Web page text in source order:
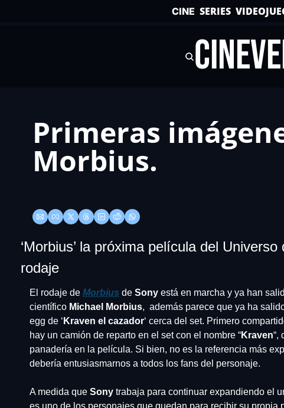
CINE SERIES
Primeras
Morbius.
‘Morbius’ la próxima película del
rodaje
El rodaje de Morbius de Sony está en marcha y ya han
científico Michael Morbius,  además parece que ya ha
egg de ‘ Kraven el cazador‘ cerca del set. Primero
hay un camión de reparto en el set con el nombre “Kraven“,
panadería en la película. Si bien, no es la referencia más
debería entusiasmarnos a todos los fans del personaje.
A medida que Sony trabaja para continuar expandiendo el
es uno de los personajes que quedan para recibir su propia